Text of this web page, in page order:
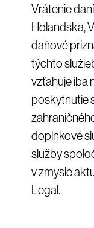
Vrátenie
Holandska,
daňové
týchto
vzťahuje iba
poskytnutie
doplnkové
služby
v zmysle
Legal.